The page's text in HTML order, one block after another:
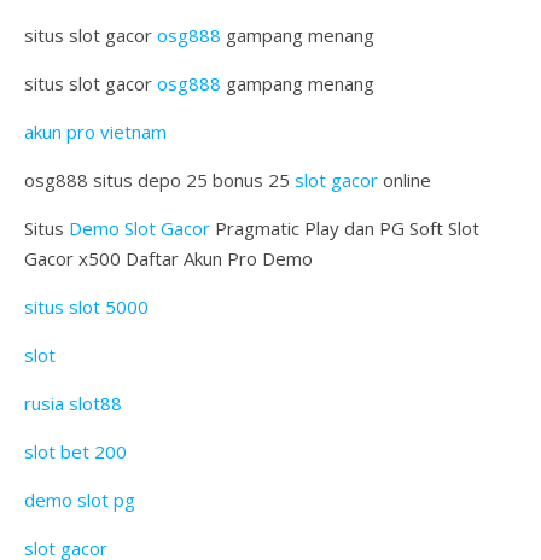
situs slot gacor osg888 gampang menang
situs slot gacor osg888 gampang menang
akun pro vietnam
osg888 situs depo 25 bonus 25 slot gacor online
Situs Demo Slot Gacor Pragmatic Play dan PG Soft Slot
Gacor x500 Daftar Akun Pro Demo
situs slot 5000
slot
rusia slot88
slot bet 200
demo slot pg
slot gacor